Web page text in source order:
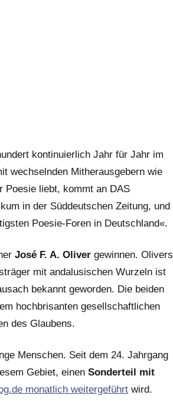
kontinuierlich Jahr für Jahr im
wechselnden Mitherausgebern wie
Poesie liebt, kommt an DAS
in der Süddeutschen Zeitung, und
Poesie-Foren in Deutschland«.
José F. A. Oliver gewinnen. Olivers
mit andalusischen Wurzeln ist
bekannt geworden. Die beiden
hochbrisanten gesellschaftlichen
des Glaubens.
Menschen. Seit dem 24. Jahrgang
Gebiet, einen Sonderteil mit
monatlich weitergeführt wird.